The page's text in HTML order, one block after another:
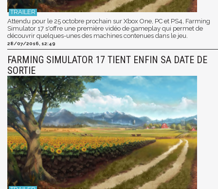
Attendu pour le 25 octobre prochain sur Xbox One, PC et PS4, Farming
Simulator 17 s'offre une première vidéo de gameplay qui permet de
découvrir quelques-unes des machines contenues dans le jeu.
28/07/2016, 12:49
FARMING SIMULATOR 17 TIENT ENFIN SA DATE DE
SORTIE